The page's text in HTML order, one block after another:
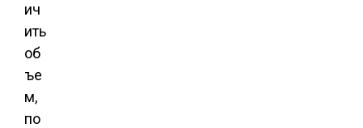
ич
ить
об
ъе
м,
по